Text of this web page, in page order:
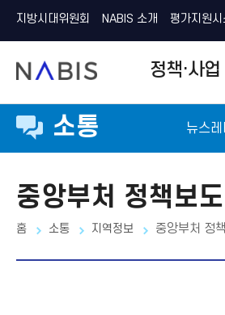
지방시대위원회 NABIS 소개 평가지원
N
A 정책·사업
소통 뉴스
중앙부처 정책보도
홈 소통 지역정보 중앙부처 정